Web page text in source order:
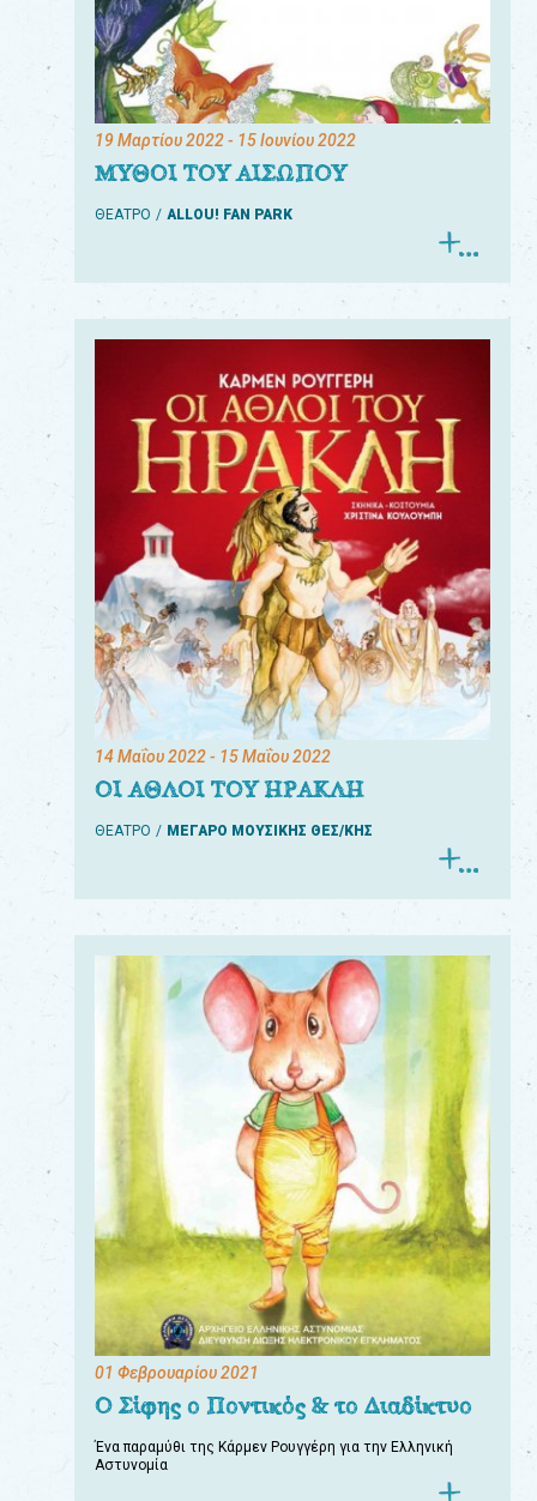
19 Μαρτίου 2022- 15 Ιουνίου 2022
ΜΥΘΟΙ ΤΟΥ ΑΙΣΩΠΟΥ
ΘΕΑΤΡΟ ALLOU! FAN PARK
14 Μαΐου 2022- 15 Μαΐου 2022
ΟΙ ΑΘΛΟΙ ΤΟΥ ΗΡΑΚΛΗ
ΘΕΑΤΡΟ ΜΕΓΑΡΟ ΜΟΥΣΙΚΗΣ ΘΕΣ/ΚΗΣ
01 Φεβρουαρίου 2021
Ο Σίφης ο Ποντικός & το Διαδίκτυο
Ένα παραμύθι της Κάρμεν Ρουγγέρη για την Ελληνική
Αστυνομία